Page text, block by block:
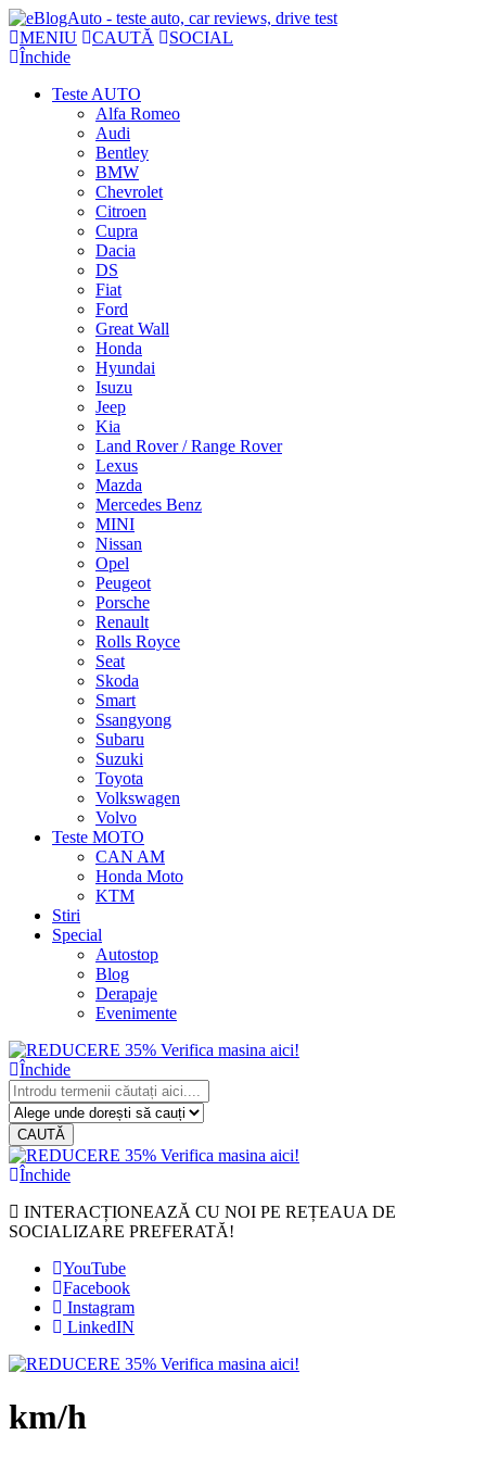
MENIU CAUTĂ
SOCIAL
Închide
Teste AUTO
Alfa Romeo
Audi
Bentley
BMW
Chevrolet
Citroen
Cupra
Dacia
DS
Fiat
Ford
Great Wall
Honda
Hyundai
Isuzu
Jeep
Kia
Land Rover / Range Rover
Lexus
Mazda
Mercedes Benz
MINI
Nissan
Opel
Peugeot
Porsche
Renault
Rolls Royce
Seat
Skoda
Smart
Ssangyong
Subaru
Suzuki
Toyota
Volkswagen
Volvo
Teste MOTO
CAN AM
Honda Moto
KTM
Stiri
Special
Autostop
Blog
Derapaje
Evenimente
Închide
CAUTĂ
Închide
INTERACȚIONEAZĂ CU NOI PE REȚEAUA DE
SOCIALIZARE PREFERATĂ!
YouTube
Facebook
Instagram
LinkedIN
km/h